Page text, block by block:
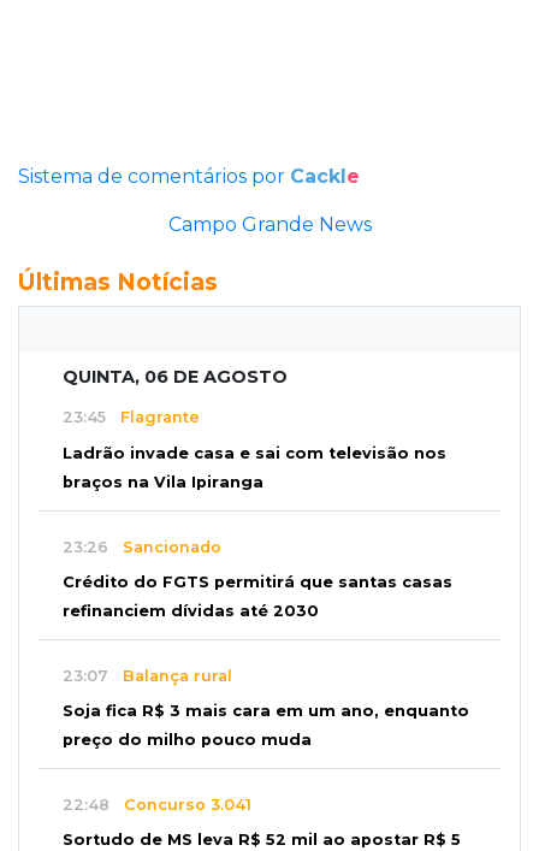
Sistema de comentários por Cackle
Campo Grande News
Últimas Notícias
QUINTA, 06 DE AGOSTO
23:45 Flagrante
Ladrão invade casa e sai com televisão nos
braços na Vila Ipiranga
23:26 Sancionado
Crédito do FGTS permitirá que santas casas
refinanciem dívidas até 2030
23:07 Balança rural
Soja fica R$ 3 mais cara em um ano, enquanto
preço do milho pouco muda
22:48 Concurso 3.041
Sortudo de MS leva R$ 52 mil ao apostar R$ 5